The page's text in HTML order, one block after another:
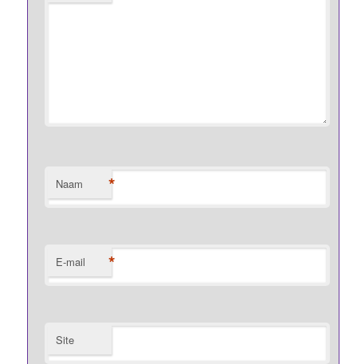
Naam *
E-mail *
Site